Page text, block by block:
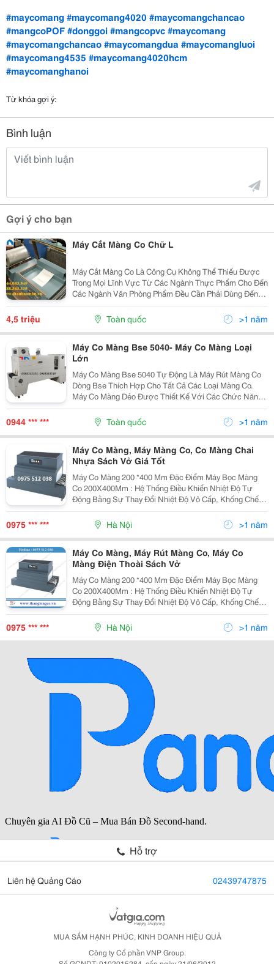
#maycomang#maycomang4020 #maycomangchancao
#mangcoPOF#donggoi#mangcopvc#maycomang
#maycomangchancao#maycomangdua #maycomangluoi
#maycomang4535 #maycomang4020hcm
#maycomanghanoi
Từ khóa gợi ý:
Bình luận
Gợi ý cho bạn
Máy Cắt Màng Co Chữ L
Máy Cắt Màng Co Là Công Cụ Không Thể Thiếu Được
Trong Mọi Lĩnh Vực Từ Các Ngành Thực Phẩm Cho Đến
Các Ngành Văn Phòng Phẩm Đều Cần Phải Dùng Đến
Máy Co Màng Để Bọc Sản Phẩm. Máy Cắt Màng Co Là
Một Trong Những Máy Thuộc Dạng Máy Đóng Gói Được
4,5 triệu Toàn quốc >1 năm
Máy Co Màng Bse 5040- Máy Co Màng Loại
Lớn
Máy Co Màng Bse 5040 Tự Động Là Máy Rút Màng Co
Dòng Bse Thích Hợp Cho Tất Cả Các Loại Màng Co.
Máy Co Màng Dẻo Được Thiết Kế Với Các Chức Năng
Tự Động Nhận Sản Phẩm, Quản Lý, Co Rút, Làm Mát
Và Định Hình Sản Phẩm Cố Định. Máy Bse 5040 Hoạt...
0944 *** *** Toàn quốc >1 năm
Máy Co Màng, Máy Màng Co, Co Màng Chai
Nhựa Sách Vở Giá Tốt
Máy Co Màng 200 *400 Mm Đặc Điểm Máy Bọc Màng
Co 200X400Mm : Hệ Thống Điều Khiển Nhiệt Độ Tự
Động Bằng Sự Thay Đổi Nhiệt Độ Vô Cấp, Khống Chế
Dòng Điện Cố Định, Tiếng Ồn Nhỏ, Tuổi Thọ Cao. Thông
Số Kỹ Thuật Chính Model: Fr &Ndash; 400 Kích Thước
0975 *** *** Hà Nội >1 năm
Máy Co Màng, Máy Rút Màng Co, Máy Co
Màng Điện Thoài Sách Vở
Máy Co Màng 200 *400 Mm Đặc Điểm Máy Bọc Màng
Co 200X400Mm : Hệ Thống Điều Khiển Nhiệt Độ Tự
Động Bằng Sự Thay Đổi Nhiệt Độ Vô Cấp, Khống Chế
Dòng Điện Cố Định, Tiếng Ồn Nhỏ, Tuổi Thọ Cao. Thông
Số Kỹ Thuật Chính Model: Fr &Ndash; 400 Kích Thước
0975 *** *** Hà Nội >1 năm
Hỗ trợ
Liên hệ Quảng Cáo 02439747875
MUA SẮM HẠNH PHÚC, KINH DOANH HIỆU QUẢ
Công ty Cổ phần VNP Group.